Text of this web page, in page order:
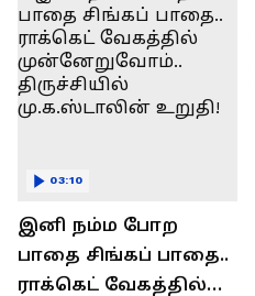
செந்தில் பாலாஜி !
இனி நம்ம போற
பாதை சிங்கப் பாதை..
ராக்கெட் வேகத்தில்
03:10